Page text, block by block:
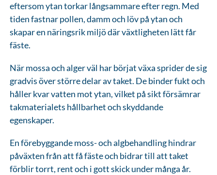
eftersom ytan torkar långsammare efter regn. Med
tiden fastnar pollen, damm och löv på ytan och
skapar en näringsrik miljö där växtligheten lätt får
fäste.
När mossa och alger väl har börjat växa sprider de sig
gradvis över större delar av taket. De binder fukt och
håller kvar vatten mot ytan, vilket på sikt försämrar
takmaterialets hållbarhet och skyddande
egenskaper.
En förebyggande moss- och algbehandling hindrar
påväxten från att få fäste och bidrar till att taket
förblir torrt, rent och i gott skick under många år.